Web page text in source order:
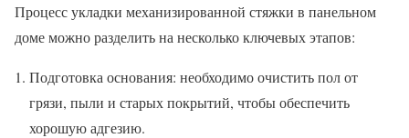
Процесс укладки механизированной стяжки в панельном
доме можно разделить на несколько ключевых этапов:
Подготовка основания: необходимо очистить пол от
грязи, пыли и старых покрытий, чтобы обеспечить
хорошую адгезию.